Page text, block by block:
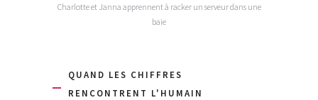
Charlotte et Janna apprennent à racker un serveur dans une
baie
QUAND LES CHIFFRES
RENCONTRENT L'HUMAIN